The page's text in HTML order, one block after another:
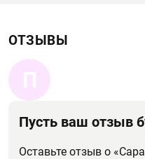
ОТЗЫВЫ
П
Пусть ваш отзыв
Оставьте отзыв о